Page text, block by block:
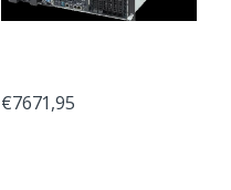
€7671,95